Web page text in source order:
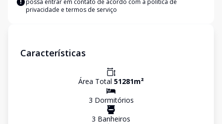
possa entrar em contato de acordo com a política de
privacidade e termos de serviço
Características
Área Total 51281m²
3 Dormitórios
3 Banheiros